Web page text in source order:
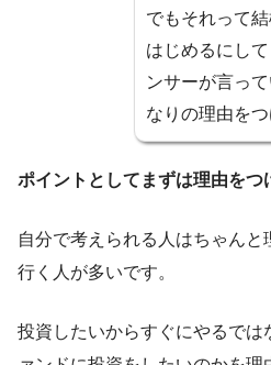
でもそれって
はじめるにし
ンサーが言っ
なりの理由を
ポイントとしてまずは理由をつ
自分で考えられる人はちゃん
行く人が多いです。
投資したいからすぐにやるでは